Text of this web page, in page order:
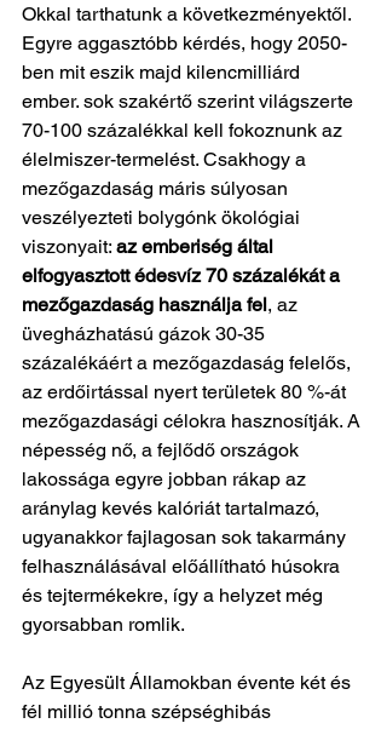
Okkal tarthatunk a következményektől.
Egyre aggasztóbb kérdés, hogy 2050-
ben mit eszik majd kilencmilliárd
ember. sok szakértő szerint világszerte
70-100 százalékkal kell fokoznunk az
élelmiszer-termelést. Csakhogy a
mezőgazdaság máris súlyosan
veszélyezteti bolygónk ökológiai
viszonyait: az emberiség által
elfogyasztott édesvíz 70 százalékát a
mezőgazdaság használja fel, az
üvegházhatású gázok 30-35
százalékáért a mezőgazdaság felelős,
az erdőirtással nyert területek 80 %-át
mezőgazdasági célokra hasznosítják. A
népesség nő, a fejlődő országok
lakossága egyre jobban rákap az
aránylag kevés kalóriát tartalmazó,
ugyanakkor fajlagosan sok takarmány
felhasználásával előállítható húsokra
és tejtermékekre, így a helyzet még
gyorsabban romlik.
Az Egyesült Államokban évente két és
fél millió tonna szépséghibás